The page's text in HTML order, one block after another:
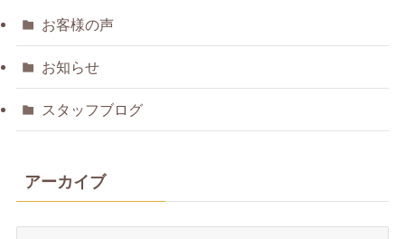
お客様の声
お知らせ
スタッフブログ
アーカイブ